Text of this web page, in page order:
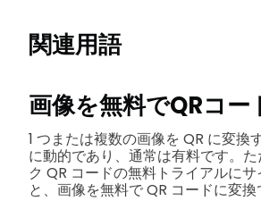
関連用語
画像を無料でQRコー
1 つまたは複数の画像を QR に変換
に動的であり、通常は有料です。
ク QR コードの無料トライアルに
と、画像を無料で QR コードに変換